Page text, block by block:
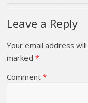
Leave a Reply
Your email address
marked*
Comment*